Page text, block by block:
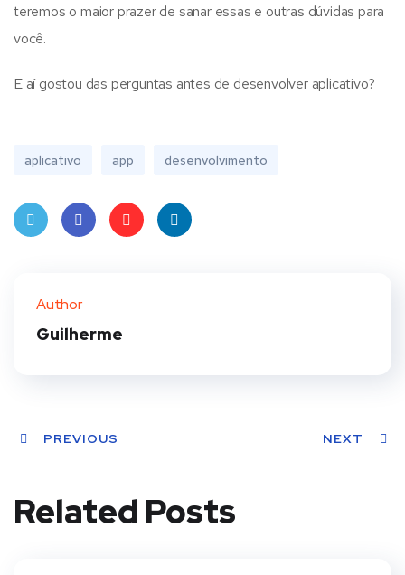
teremos o maior prazer de sanar essas e outras dúvidas para
você.
E aí gostou das perguntas antes de desenvolver aplicativo?
aplicativo app desenvolvimento
Author
Guilherme
PREVIOUS NEXT
Related Posts